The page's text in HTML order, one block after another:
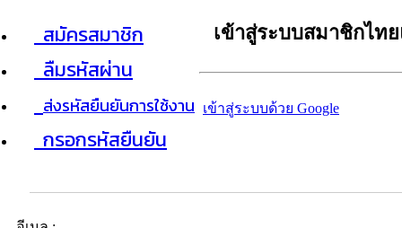
สมัครสมาชิก
ลืมรหัสผ่าน
ส่งรหัสยืนยันการใช้งาน
กรอกรหัสยืนยัน
เข้าสู่ระบบสมาชิกไท
เข้าสู่ระบบด้วย Google